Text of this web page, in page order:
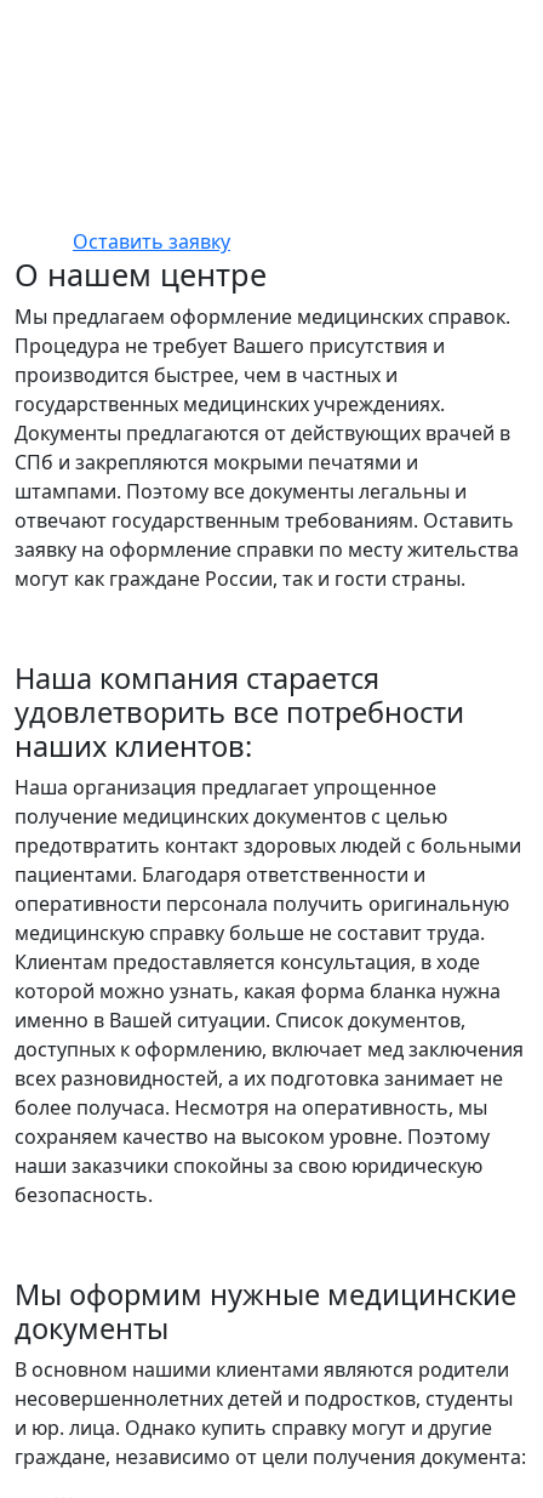
Оставить заявку
О нашем центре
Мы предлагаем оформление медицинских справок.
Процедура не требует Вашего присутствия и
производится быстрее, чем в частных и
государственных медицинских учреждениях.
Документы предлагаются от действующих врачей в
СПб и закрепляются мокрыми печатями и
штампами. Поэтому все документы легальны и
отвечают государственным требованиям. Оставить
заявку на оформление справки по месту жительства
могут как граждане России, так и гости страны.
Наша компания старается
удовлетворить все потребности
наших клиентов:
Наша организация предлагает упрощенное
получение медицинских документов с целью
предотвратить контакт здоровых людей с больными
пациентами. Благодаря ответственности и
оперативности персонала получить оригинальную
медицинскую справку больше не составит труда.
Клиентам предоставляется консультация, в ходе
которой можно узнать, какая форма бланка нужна
именно в Вашей ситуации. Список документов,
доступных к оформлению, включает мед заключения
всех разновидностей, а их подготовка занимает не
более получаса. Несмотря на оперативность, мы
сохраняем качество на высоком уровне. Поэтому
наши заказчики спокойны за свою юридическую
безопасность.
Мы оформим нужные медицинские
документы
В основном нашими клиентами являются родители
несовершеннолетних детей и подростков, студенты
и юр. лица. Однако купить справку могут и другие
граждане, независимо от цели получения документа: